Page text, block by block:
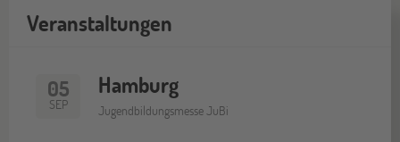
Veranstaltungen
05
SEP
Hamburg
Jugendbildungsmesse JuBi